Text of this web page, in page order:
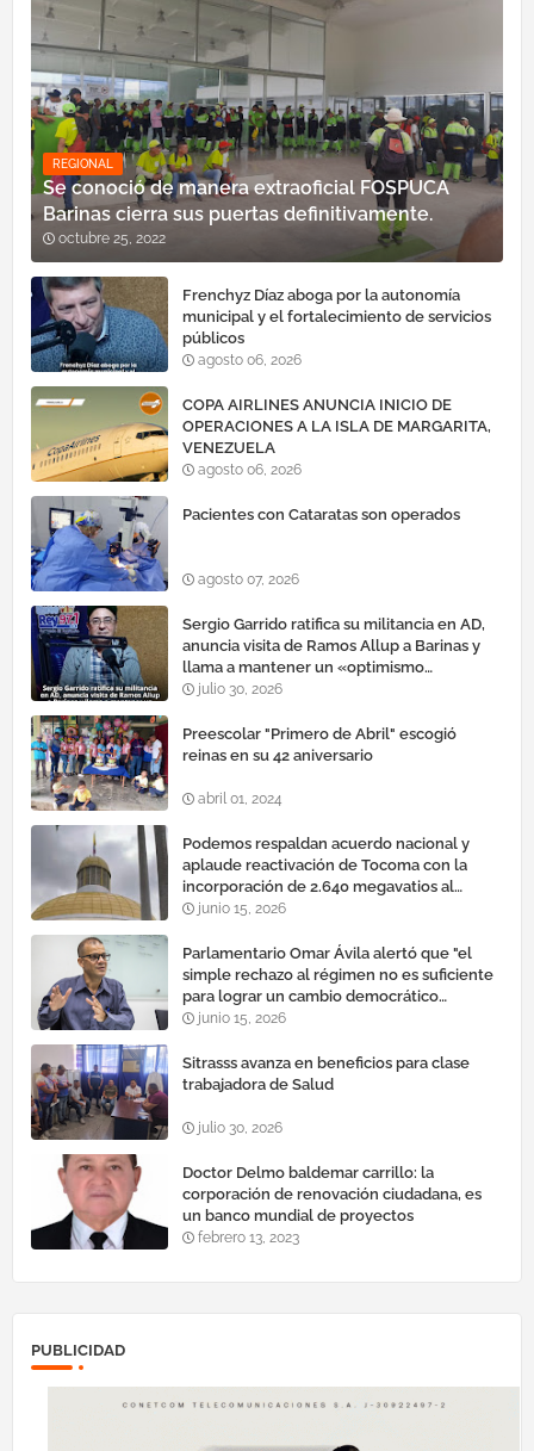
REGIONAL
Se conoció de manera extraoficial FOSPUCA
Barinas cierra sus puertas definitivamente.
octubre 25, 2022
Frenchyz Díaz aboga por la autonomía
municipal y el fortalecimiento de servicios
públicos
agosto 06, 2026
COPA AIRLINES ANUNCIA INICIO DE
OPERACIONES A LA ISLA DE MARGARITA,
VENEZUELA
agosto 06, 2026
Pacientes con Cataratas son operados
agosto 07, 2026
Sergio Garrido ratifica su militancia en AD,
anuncia visita de Ramos Allup a Barinas y
llama a mantener un «optimismo
cauteloso»
julio 30, 2026
Preescolar "Primero de Abril" escogió
reinas en su 42 aniversario
abril 01, 2024
Podemos respaldan acuerdo nacional y
aplaude reactivación de Tocoma con la
incorporación de 2.640 megavatios al
sistema eléctrico nacional
junio 15, 2026
Parlamentario Omar Ávila alertó que "el
simple rechazo al régimen no es suficiente
para lograr un cambio democrático
efectivo"
junio 15, 2026
Sitrasss avanza en beneficios para clase
trabajadora de Salud
julio 30, 2026
Doctor Delmo baldemar carrillo: la
corporación de renovación ciudadana, es
un banco mundial de proyectos
febrero 13, 2023
PUBLICIDAD